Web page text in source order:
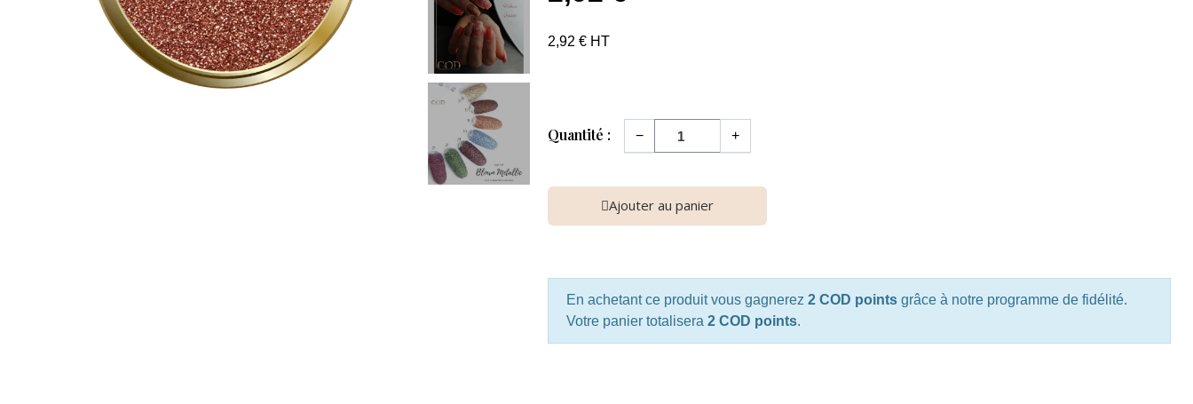
2,92 € HT
Quantité : − +
Ajouter au panier
En achetant ce produit vous gagnerez 2 COD pointsgrâce à notre programme de fidélité.
Votre panier totalisera 2 COD points.